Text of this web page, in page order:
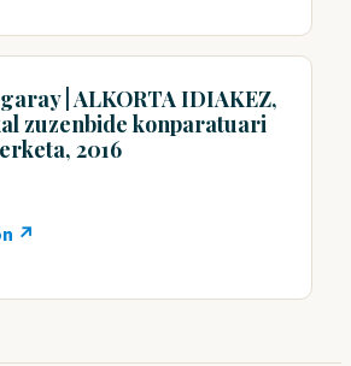
| ALKORTA IDIAKEZ,
zuzenbide konparatuari
2016
↗